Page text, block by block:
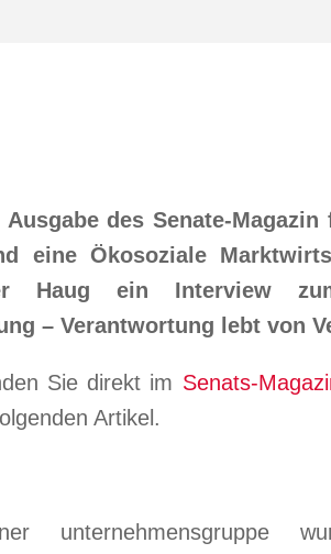
des Senate-
eine Ökosoziale
Haug ein Interview
– Verantwortung lebt von
Sie direkt im Senats-
Artikel.
unternehmensgruppe